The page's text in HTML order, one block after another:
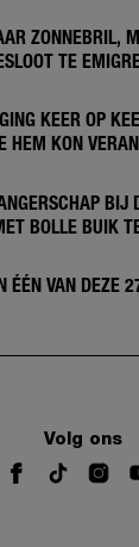
ZONNEBRIL,
TE
KEER OP
HEM KON
BIJ
BOLLE BUIK
ÉÉN VAN DEZE
Volg ons